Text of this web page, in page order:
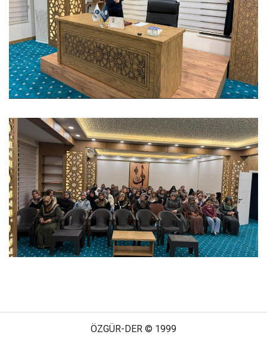
ÖZGÜR-DER © 1999